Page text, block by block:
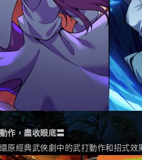
作，盡收眼底〓
原經典武俠劇中的武打動作和招式